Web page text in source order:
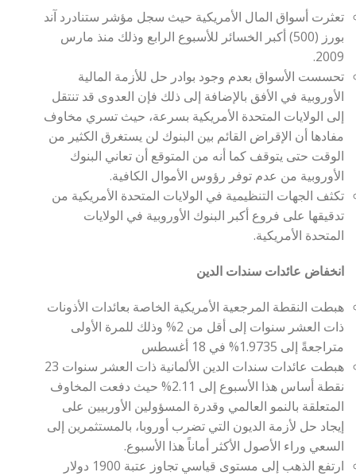
تعثرت أسواق المال الأمريكية حيث سجل مؤشر ستنادرد آند
بورز (500) أكبر الخسائر للأسبوع الرابع وذلك منذ مارس
2009.
تحسست الأسواق بعدم وجود بوادر حل للأزمة المالية
الأوروبية في الأفق بالإضافة إلى ذلك فإن العدوى قد تنتقل
إلى الولايات المتحدة الأمريكية بسرعة، حيث تسري مخاوف
مفادها أن الإقراض القائم بين البنوك لن يستغرق الكثير من
الوقت حتى يتوقف كما أنه من المتوقع أن تعاني البنوك
الأوروبية من عدم توفر رؤوس الأموال الكافية.
تكثف الجهات التنظيمية في الولايات المتحدة الأمريكية من
تدقيقها على فروع أكبر البنوك الأوروبية في الولايات
المتحدة الأمريكية.
انخفاض عائدات سندات الدين
هبطت النقطة المرجعية الأمريكية الخاصة بعائدات الأذونات
ذات العشر سنوات إلى أقل من 2% وذلك للمرة الأولى
متراجعةً إلى 1.9735% في 18 أغسطس
هبطت عائدات سندات الدين الألمانية ذات العشر سنوات 23
نقطة أساس هذا الأسبوع إلى 2.11% حيث دفعت المخاوف
المتعلقة بالنمو العالمي وقدرة المسؤولين الأوربيين على
إيجاد حل لأزمة الديون التي تضرب أوروبا، بالمستثمرين إلى
السعي وراء الأصول الأكثر أماناً هذا الأسبوع.
ارتفع الذهب إلى مستوى قياسي تجاوز عتبة 1900 دولار